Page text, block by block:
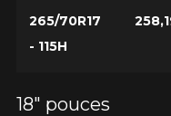
265/70R17
- 115H
18" pouces